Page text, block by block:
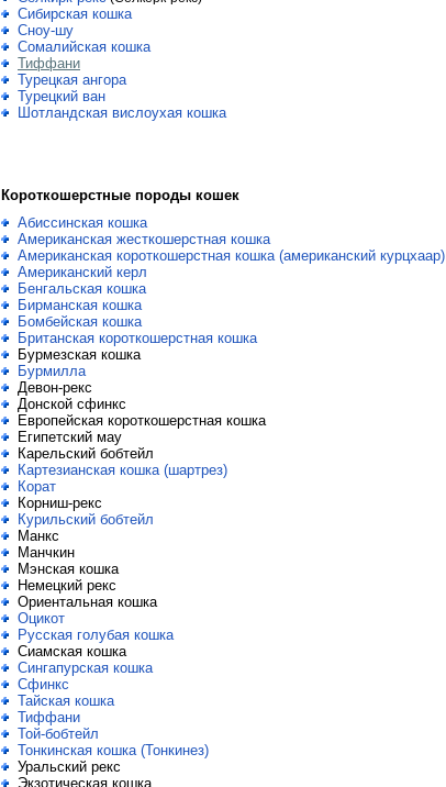
Сибирская кошка
Сноу-шу
Сомалийская кошка
Тиффани
Турецкая ангора
Турецкий ван
Шотландская вислоухая кошка
Короткошерстные породы кошек
Абиссинская кошка
Американская жесткошерстная кошка
Американская короткошерстная кошка (американский курцхаар)
Американский керл
Бенгальская кошка
Бирманская кошка
Бомбейская кошка
Британская короткошерстная кошка
Бурмезская кошка
Бурмилла
Девон-рекс
Донской сфинкс
Европейская короткошерстная кошка
Египетский мау
Карельский бобтейл
Картезианская кошка (шартрез)
Корат
Корниш-рекс
Курильский бобтейл
Манкс
Манчкин
Мэнская кошка
Немецкий рекс
Ориентальная кошка
Оцикот
Русская голубая кошка
Сиамская кошка
Сингапурская кошка
Сфинкс
Тайская кошка
Тиффани
Той-бобтейл
Тонкинская кошка (Тонкинез)
Уральский рекс
Экзотическая кошка